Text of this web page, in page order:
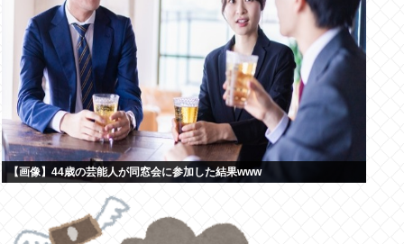
【画像】44歳の芸能人が同窓会に参加した結果www